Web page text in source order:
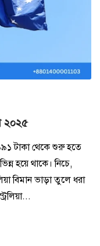
২০২৫
টাকা থেকে শুরু হতে
হয়ে থাকে। নিচে,
বিমান ভাড়া তুলে ধরা